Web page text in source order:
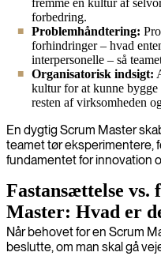
forbedring.
Problemhåndtering:
forhindringer – hvad
interpersonelle – så
Organisatorisk indsigt:
kultur for at kunne
resten af virksomheden
En dygtig Scrum Master
teamet tør eksperimentere,
fundamentet for innovation
Fastansættelse vs.
Master: Hvad er
Når behovet for en Scrum
beslutte, om man skal gå